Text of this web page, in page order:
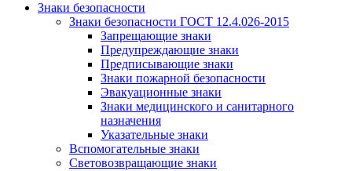
Знаки безопасности
Знаки безопасности ГОСТ 12.4.026-2015
Запрещающие знаки
Предупреждающие знаки
Предписывающие знаки
Знаки пожарной безопасности
Эвакуационные знаки
Знаки медицинского и санитарного
назначения
Указательные знаки
Вспомогательные знаки
Световозвращающие знаки